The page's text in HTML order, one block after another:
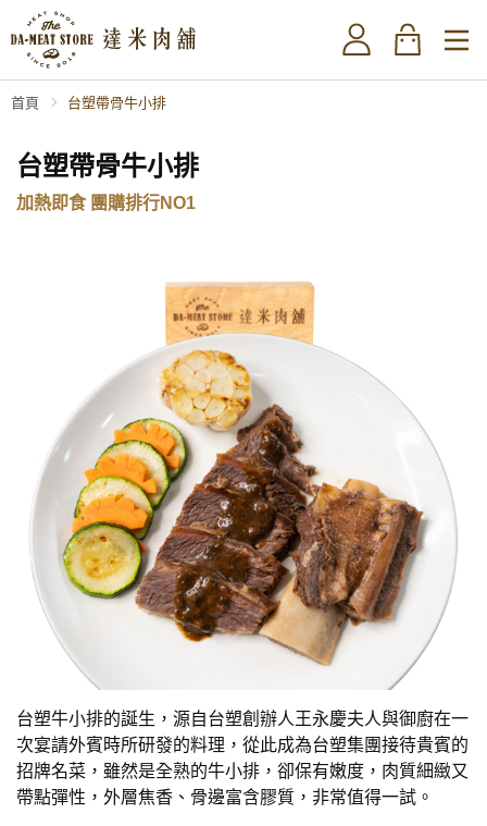
首頁 台塑帶骨牛小排
台塑帶骨牛小排
加熱即食 團購排行NO1
台塑牛小排的誕生，源自台塑創辦人王永慶夫人與御廚在一
次宴請外賓時所研發的料理，從此成為台塑集團接待貴賓的
招牌名菜，雖然是全熟的牛小排，卻保有嫩度，肉質細緻又
帶點彈性，外層焦香、骨邊富含膠質，非常值得一試。